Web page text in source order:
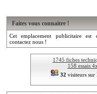
Faites vous connaitre !
Cet emplacement publicitaire est
contactez nous !
1745 fiches
158 essais
32 visiteurs sur